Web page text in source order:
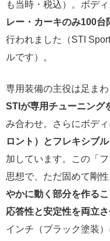
も当時・税込）。ボデ
レー・カーキのみ100台
行われました（STI
ルです）。
専用装備の主役は足まわ
STIが専用チューニング
み合わせ。さらにボデ
ロント）とフレキシブ
加しています。この「
思想で、ただ固めて剛
やかに動く部分を作る
応答性と安定性を両立
インチ（ブラック塗装